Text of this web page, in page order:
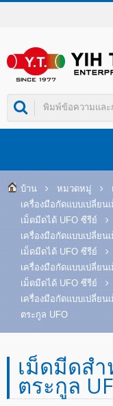
บ้าน หมวดหมู่
เครื่องมือกัดแบบเปลี่ยน
เม็ดมีดได้ UFO ซีรีย์
เครื่องมือกัดแบบเปลี่ยน
เม็ดมีดได้ UFO ซีรีย์
เครื่องมือกัดแบบเปลี่ยน
เม็ดมีดได้ UFO ซีรีย์
เครื่องมือกัดแบบเปลี่ยน
ตระกูล UFO
เม็ดมีดส
ตระกูล